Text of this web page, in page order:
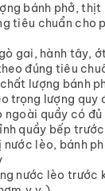
bánh phở,
tiêu chuẩn cho
gai, hành tây,
đúng tiêu
lượng bánh
trọng lượng quy
quầy có đủ
quầy bếp
nước lèo, bánh
nước lèo trước